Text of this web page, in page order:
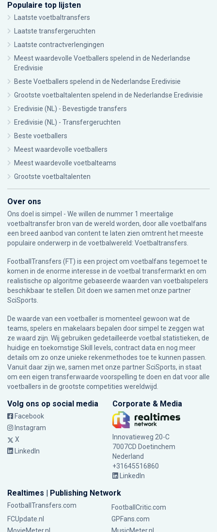
Populaire top lijsten
Laatste voetbaltransfers
Laatste transfergeruchten
Laatste contractverlengingen
Meest waardevolle Voetballers spelend in de Nederlandse
Eredivisie
Beste Voetballers spelend in de Nederlandse Eredivisie
Grootste voetbaltalenten spelend in de Nederlandse Eredivisie
Eredivisie (NL) - Bevestigde transfers
Eredivisie (NL) - Transfergeruchten
Beste voetballers
Meest waardevolle voetballers
Meest waardevolle voetbalteams
Grootste voetbaltalenten
Over ons
Ons doel is simpel - We willen de nummer 1 meertalige
voetbaltransfer bron van de wereld worden, door alle voetbalfans
een breed aanbod van content te laten zien omtrent het meeste
populaire onderwerp in de voetbalwereld: Voetbaltransfers.
FootballTransfers (FT) is een project om voetbalfans tegemoet te
komen in de enorme interesse in de voetbal transfermarkt en om
realistische op algoritme gebaseerde waarden van voetbalspelers
beschikbaar te stellen. Dit doen we samen met onze partner
SciSports
De waarde van een voetballer is momenteel gewoon wat de
teams, spelers en makelaars bepalen door simpel te zeggen wat
ze waard zijn. Wij gebruiken gedetailleerde voetbal statistieken, de
huidige en toekomstige Skill levels, contract data en nog meer
details om zo onze unieke rekenmethodes toe te kunnen passen.
Vanuit daar zijn we, samen met onze partner SciSports, in staat
om een eigen transferwaarde voorspelling te doen en dat voor alle
voetballers in de grootste competities wereldwijd.
Volg ons op social media
Facebook
Instagram
X
LinkedIn
Corporate & Media
Innovatieweg 20-C
7007CD Doetinchem
Nederland
+31645516860
LinkedIn
Realtimes | Publishing Network
FootballTransfers.com
FootballCritic.com
FCUpdate.nl
GPFans.com